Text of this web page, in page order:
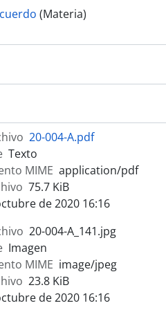
(Materia)
20-004-A.pdf
Texto
MIME application/pdf
75.7 KiB
de 2020 16:16
20-004-A_141.jpg
Imagen
MIME image/jpeg
23.8 KiB
de 2020 16:16